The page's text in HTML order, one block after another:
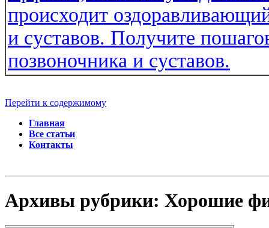
Перейти к содержимому
Главная
Все статьи
Контакты
Архивы рубрики: Хорошие